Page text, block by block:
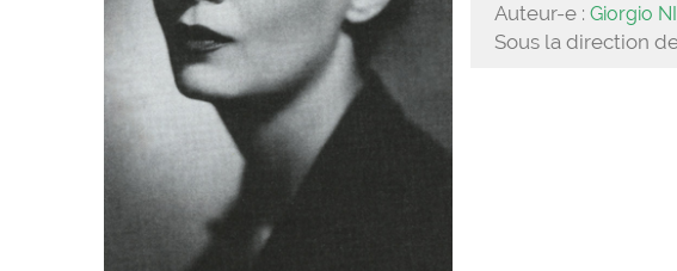
Auteur-e :Giorgio
Sous la direction